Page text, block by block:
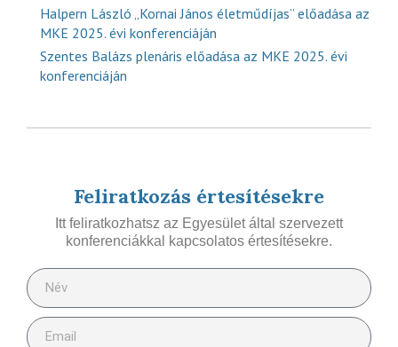
Halpern László „Kornai János életműdíjas” előadása az
MKE 2025. évi konferenciáján
Szentes Balázs plenáris előadása az MKE 2025. évi
konferenciáján
Feliratkozás értesítésekre
Itt feliratkozhatsz az Egyesület által szervezett
konferenciákkal kapcsolatos értesítésekre.